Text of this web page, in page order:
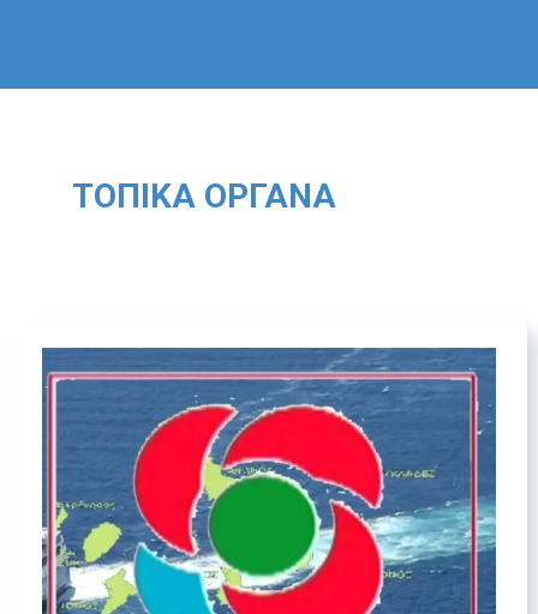
ΤΟΠΙΚΆ ΌΡΓΑΝΑ